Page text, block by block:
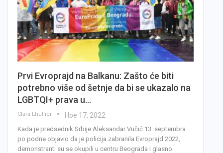
Prvi Evroprajd na Balkanu: Zašto će biti
potrebno više od šetnje da bi se ukazalo na
LGBTQI+ prava u…
Clara Lhullier Ное 17, 2022
Kada je predsednik Srbije Aleksandar Vučić 13. septembra
po podne objavio da je policija zabranila Evroprajd 2022,
demonstranti su se okupili u centru Beograda i glasno